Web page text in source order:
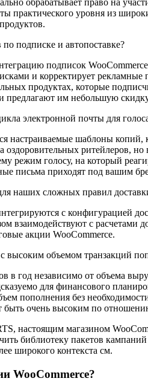
обрабатывает право на
практического уровня из
подписке и автопоставке?
подписок
и корректирует
продуктах, которые
им небольшую
электронной почты для
настраиваемые шаблоны
ритейлеров,
режим голосу, на который
письма приходят под вашим
наших сложных правил
с конфигурацией
взаимодействуют с расчетами
акции WooCommerce.
высоким объемом транзакций
в год независимо от объема
для финансового
пополнения без
быть очень высоким по
настоящим магазином
библиотеку пакетов
широкого контекста см.
WooCommerce?